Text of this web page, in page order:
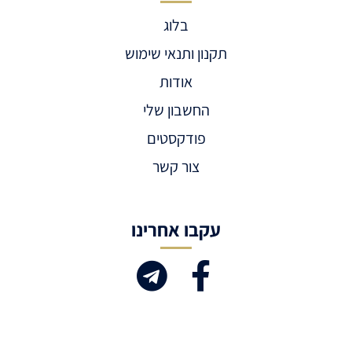
בלוג
תקנון ותנאי שימוש
אודות
החשבון שלי
פודקסטים
צור קשר
עקבו אחרינו